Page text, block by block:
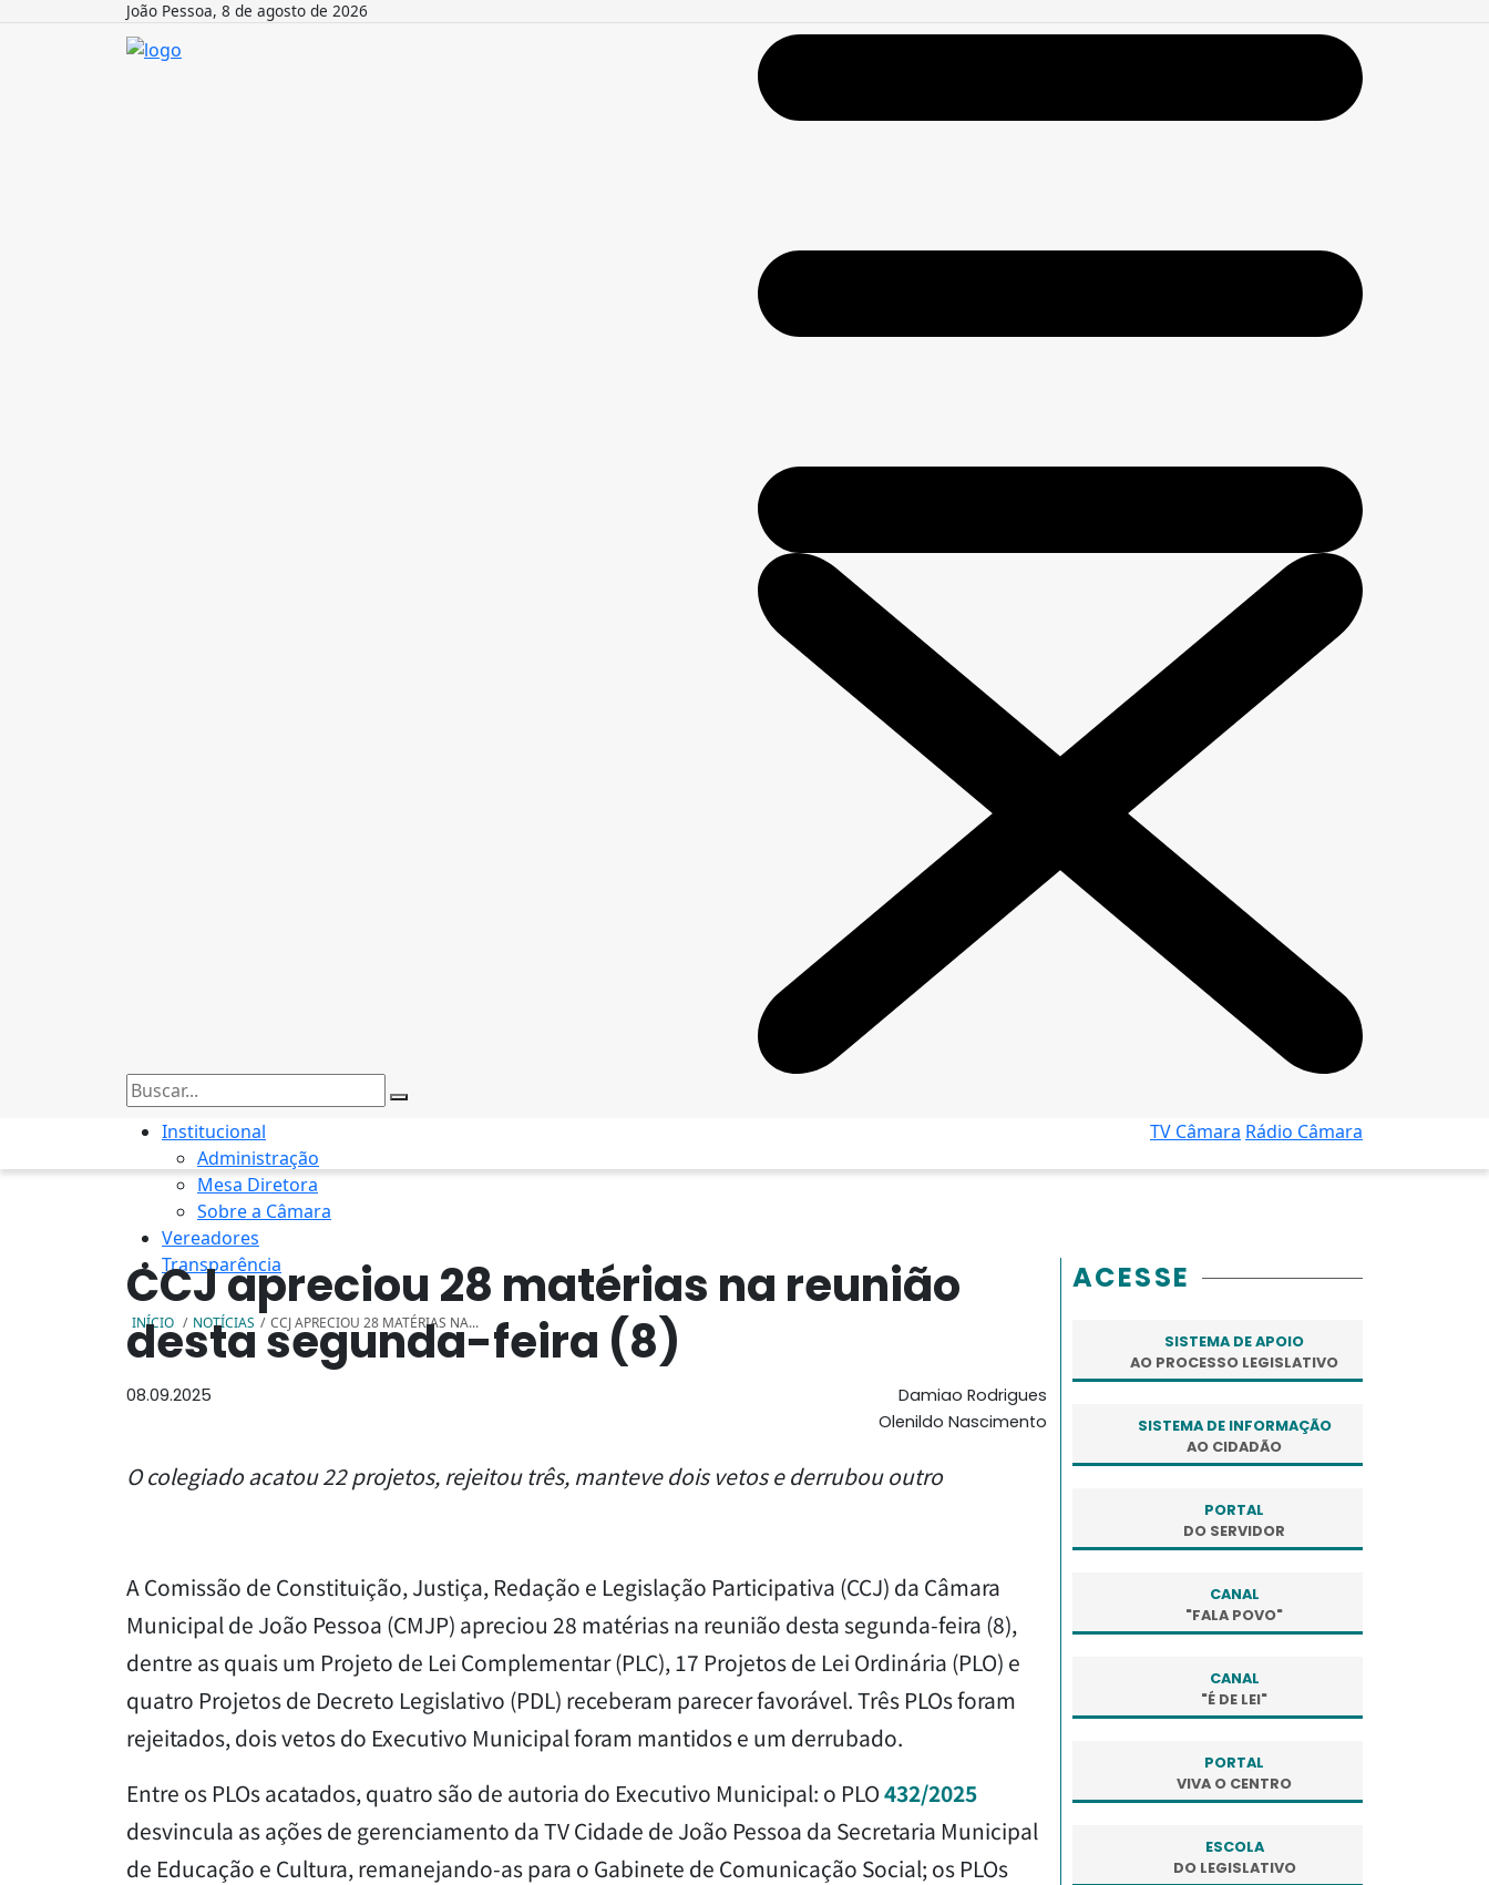
João Pessoa, 8 de agosto de 2026
Institucional
Administração
Mesa Diretora
Sobre a Câmara
Vereadores
Transparência
TV Câmara Rádio Câmara
INÍCIO / NOTÍCIAS / CCJ APRECIOU 28 MATÉRIAS NA...
CCJ apreciou 28 matérias na reunião
desta segunda-feira (8)
08.09.2025
Damiao Rodrigues
Olenildo Nascimento
O colegiado acatou 22 projetos, rejeitou três, manteve dois vetos e derrubou outro
A Comissão de Constituição, Justiça, Redação e Legislação Participativa (CCJ) da Câmara
Municipal de João Pessoa (CMJP) apreciou 28 matérias na reunião desta segunda-feira (8),
dentre as quais um Projeto de Lei Complementar (PLC), 17 Projetos de Lei Ordinária (PLO) e
quatro Projetos de Decreto Legislativo (PDL) receberam parecer favorável. Três PLOs foram
rejeitados, dois vetos do Executivo Municipal foram mantidos e um derrubado.
Entre os PLOs acatados, quatro são de autoria do Executivo Municipal: o PLO432/2025
desvincula as ações de gerenciamento da TV Cidade de João Pessoa da Secretaria Municipal
de Educação e Cultura, remanejando-as para o Gabinete de Comunicação Social; os PLOs
ACESSE
SISTEMA DE APOIO
AO PROCESSO LEGISLATIVO
SISTEMA DE INFORMAÇÃO
AO CIDADÃO
PORTAL
DO SERVIDOR
CANAL
"FALA POVO"
CANAL
"É DE LEI"
PORTAL
VIVA O CENTRO
ESCOLA
DO LEGISLATIVO